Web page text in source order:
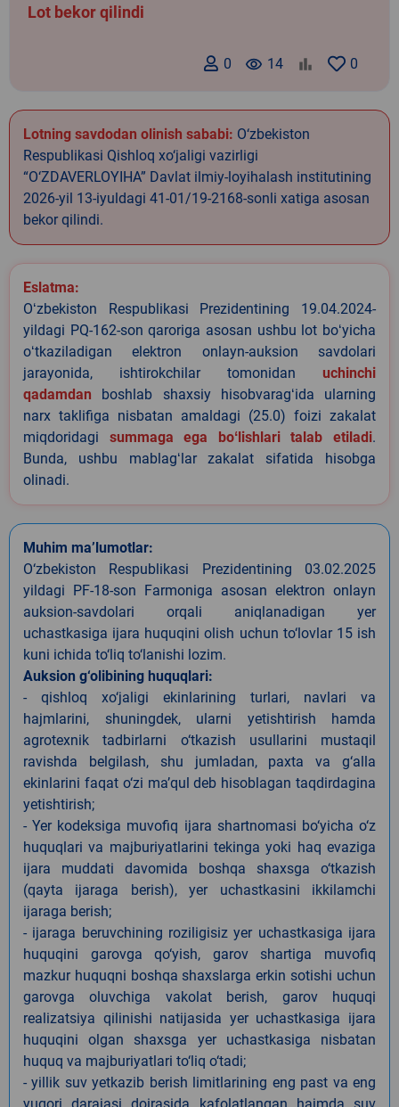
Lot bekor qilindi
0
remove_red_eye 14
0
Lotning savdodan olinish sababi: O‘zbekiston
Respublikasi Qishloq xo‘jaligi vazirligi
“O‘ZDAVERLOYIHA” Davlat ilmiy-loyihalash institutining
2026-yil 13-iyuldagi 41-01/19-2168-sonli xatiga asosan
bekor qilindi.
Eslatma:
Oʻzbekiston Respublikasi Prezidentining 19.04.2024-
yildagi PQ-162-son qaroriga asosan ushbu lot boʻyicha
oʻtkaziladigan elektron onlayn-auksion savdolari
jarayonida, ishtirokchilar tomonidan uchinchi
qadamdan boshlab shaxsiy hisobvaragʻida ularning
narx taklifiga nisbatan amaldagi (25.0) foizi zakalat
miqdoridagi summaga ega boʻlishlari talab etiladi.
Bunda, ushbu mablagʻlar zakalat sifatida hisobga
olinadi.
Muhim ma’lumotlar:
O‘zbekiston Respublikasi Prezidentining 03.02.2025
yildagi PF-18-son Farmoniga asosan elektron onlayn
auksion-savdolari orqali aniqlanadigan yer
uchastkasiga ijara huquqini olish uchun to‘lovlar 15 ish
kuni ichida to‘liq to‘lanishi lozim.
Auksion g‘olibining huquqlari:
- qishloq xo‘jaligi ekinlarining turlari, navlari va
hajmlarini, shuningdek, ularni yetishtirish hamda
agrotexnik tadbirlarni o‘tkazish usullarini mustaqil
ravishda belgilash, shu jumladan, paxta va g‘alla
ekinlarini faqat o‘zi ma’qul deb hisoblagan taqdirdagina
yetishtirish;
- Yer kodeksiga muvofiq ijara shartnomasi bo‘yicha o‘z
huquqlari va majburiyatlarini tekinga yoki haq evaziga
ijara muddati davomida boshqa shaxsga o‘tkazish
(qayta ijaraga berish), yer uchastkasini ikkilamchi
ijaraga berish;
- ijaraga beruvchining roziligisiz yer uchastkasiga ijara
huquqini garovga qo‘yish, garov shartiga muvofiq
mazkur huquqni boshqa shaxslarga erkin sotishi uchun
garovga oluvchiga vakolat berish, garov huquqi
realizatsiya qilinishi natijasida yer uchastkasiga ijara
huquqini olgan shaxsga yer uchastkasiga nisbatan
huquq va majburiyatlari to‘liq o‘tadi;
- yillik suv yetkazib berish limitlarining eng past va eng
yuqori darajasi doirasida kafolatlangan hajmda suv